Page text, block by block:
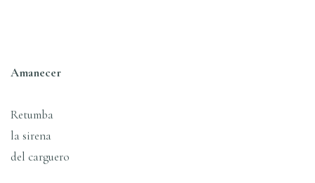
Amanecer
Retumba
la sirena
del carguero